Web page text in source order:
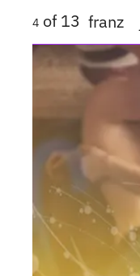
4 of 13 franz